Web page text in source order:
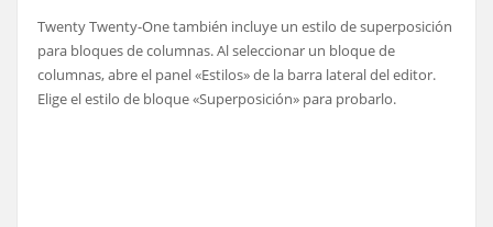
Twenty Twenty-One también incluye un estilo de superposición
para bloques de columnas. Al seleccionar un bloque de
columnas, abre el panel «Estilos» de la barra lateral del editor.
Elige el estilo de bloque «Superposición» para probarlo.